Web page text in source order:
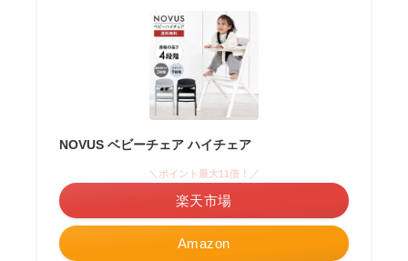
NOVUS ベビーチェア ハイチェア
Amazon
＼ポイント最大11倍！／
楽天市場